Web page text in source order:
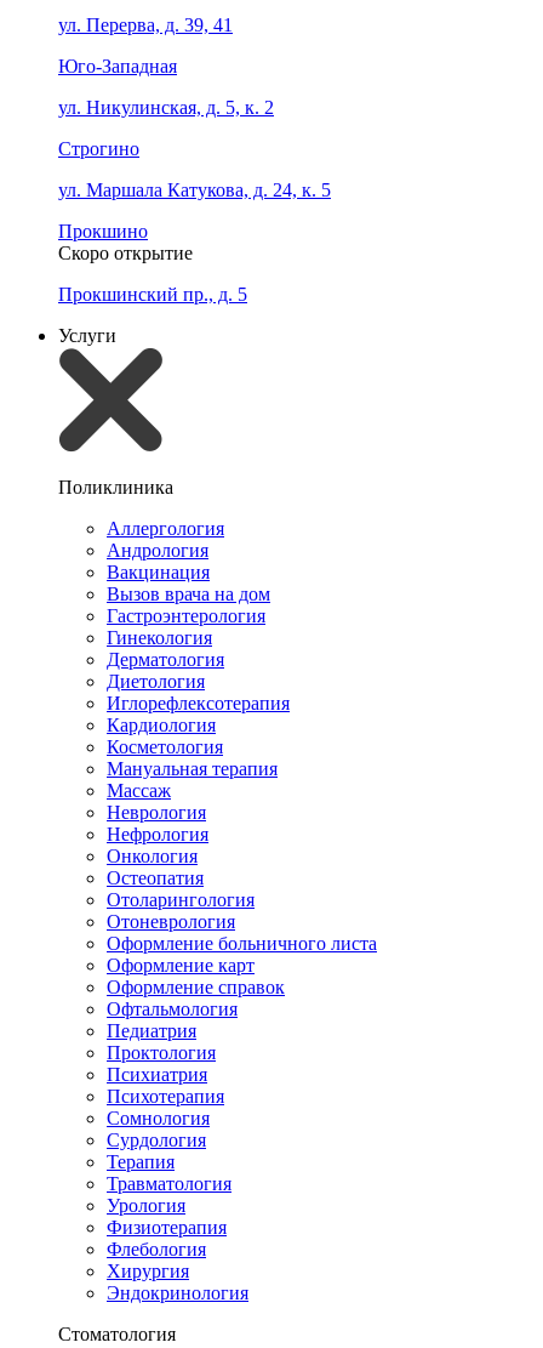
ул. Перерва, д. 39, 41
Юго-Западная
ул. Никулинская, д. 5, к. 2
Строгино
ул. Маршала Катукова, д. 24, к. 5
Прокшино
Скоро открытие
Прокшинский пр., д. 5
Услуги
Поликлиника
Аллергология
Андрология
Вакцинация
Вызов врача на дом
Гастроэнтерология
Гинекология
Дерматология
Диетология
Иглорефлексотерапия
Кардиология
Косметология
Мануальная терапия
Массаж
Неврология
Нефрология
Онкология
Остеопатия
Отоларингология
Отоневрология
Оформление больничного листа
Оформление карт
Оформление справок
Офтальмология
Педиатрия
Проктология
Психиатрия
Психотерапия
Сомнология
Сурдология
Терапия
Травматология
Урология
Физиотерапия
Флебология
Хирургия
Эндокринология
Стоматология